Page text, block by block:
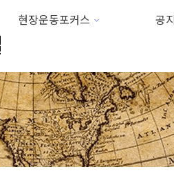
현장운동포커스 공